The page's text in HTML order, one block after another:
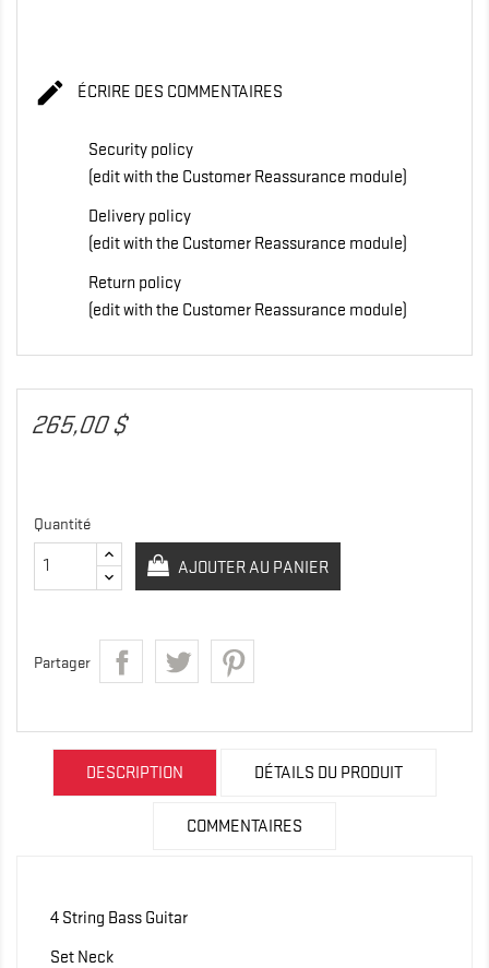
 ÉCRIRE DES COMMENTAIRES
Security policy
(edit with the Customer Reassurance module)
Delivery policy
(edit with the Customer Reassurance module)
Return policy
(edit with the Customer Reassurance module)
265,00 $
Quantité
AJOUTER AU PANIER
Partager
DESCRIPTION DÉTAILS DU PRODUIT
COMMENTAIRES
4 String Bass Guitar
Set Neck